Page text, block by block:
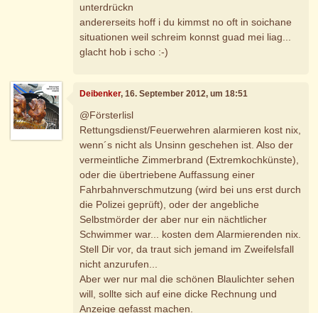
unterdrückn
andererseits hoff i du kimmst no oft in soichane
situationen weil schreim konnst guad mei liag...
glacht hob i scho :-)
Deibenker, 16. September 2012, um 18:51
@Försterlisl
Rettungsdienst/Feuerwehren alarmieren kost nix,
wenn´s nicht als Unsinn geschehen ist. Also der
vermeintliche Zimmerbrand (Extremkochkünste),
oder die übertriebene Auffassung einer
Fahrbahnverschmutzung (wird bei uns erst durch
die Polizei geprüft), oder der angebliche
Selbstmörder der aber nur ein nächtlicher
Schwimmer war... kosten dem Alarmierenden nix.
Stell Dir vor, da traut sich jemand im Zweifelsfall
nicht anzurufen...
Aber wer nur mal die schönen Blaulichter sehen
will, sollte sich auf eine dicke Rechnung und
Anzeige gefasst machen.